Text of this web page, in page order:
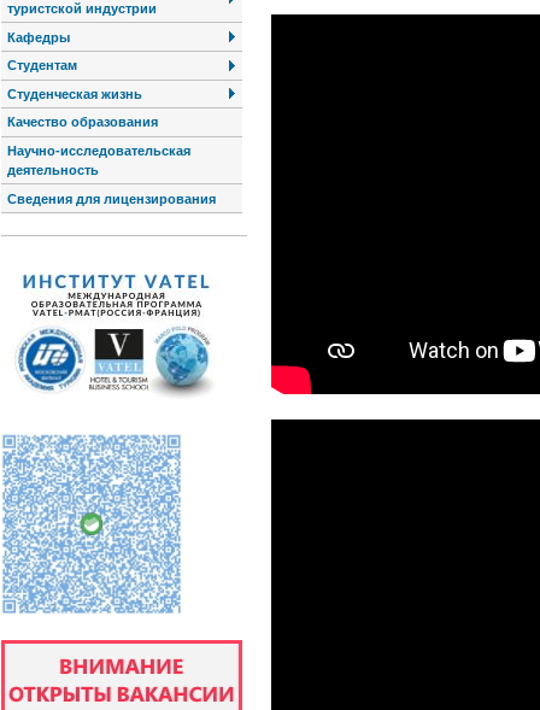
туристской индустрии
Кафедры
Студентам
Студенческая жизнь
Качество образования
Научно-исследовательская
деятельность
Сведения для лицензирования